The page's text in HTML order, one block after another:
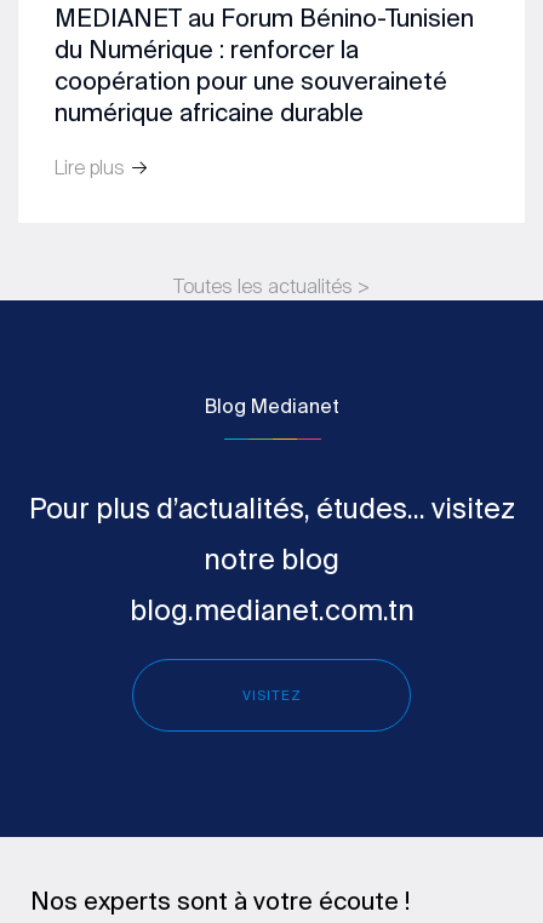
MEDIANET au Forum Bénino-Tunisien
du Numérique : renforcer la
coopération pour une souveraineté
numérique africaine durable
Lire plus
Toutes les actualités >
Blog Medianet
Pour plus d’actualités, études... visitez
notre blog
blog.medianet.com.tn
VISITEZ
Nos experts sont à votre écoute !